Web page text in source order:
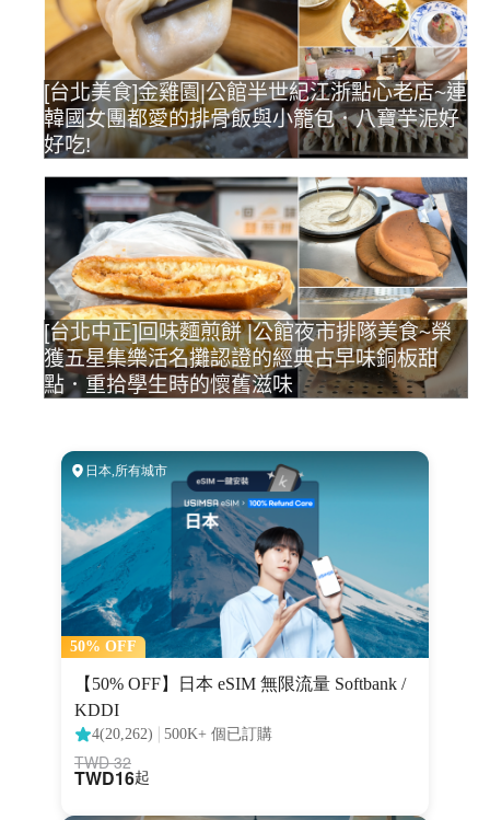
[台北美食]金雞園|公館半世紀江浙點心老店~連
韓國女團都愛的排骨飯與小籠包．八寶芋泥好
好吃!
[台北中正]回味麵煎餅 |公館夜市排隊美食~榮
獲五星集樂活名攤認證的經典古早味銅板甜
點．重拾學生時的懷舊滋味